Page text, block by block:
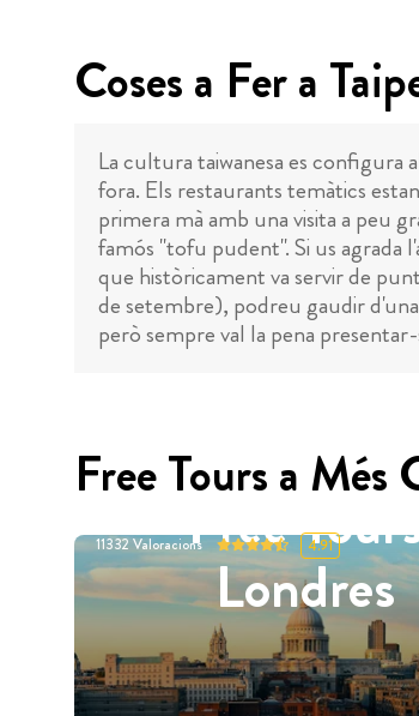
Coses a Fer a
La cultura taiwanesa es configura
fora. Els restaurants temàtics
primera mà amb una visita a peu
famós "tofu pudent". Si us agrada
que històricament va servir de
de setembre), podreu gaudir
però sempre val la pena
Free Tours a Més
Free
Londres
11332 Valoracions 4.91